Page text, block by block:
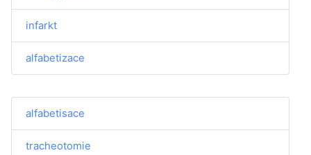
infarkt
alfabetizace
alfabetisace
tracheotomie